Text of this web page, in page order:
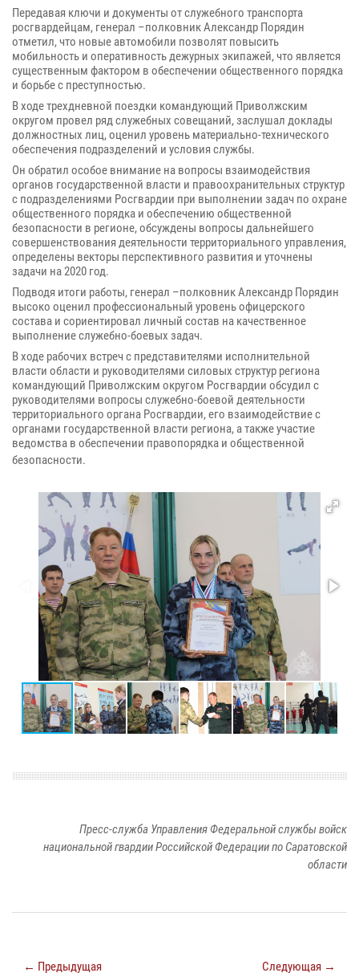
Передавая ключи и документы от служебного транспорта
росгвардейцам, генерал –полковник Александр Порядин
отметил, что новые автомобили позволят повысить
мобильность и оперативность дежурных экипажей, что является
существенным фактором в обеспечении общественного порядка
и борьбе с преступностью.
В ходе трехдневной поездки командующий Приволжским
округом провел ряд служебных совещаний, заслушал доклады
должностных лиц, оценил уровень материально-технического
обеспечения подразделений и условия службы.
Он обратил особое внимание на вопросы взаимодействия
органов государственной власти и правоохранительных структур
с подразделениями Росгвардии при выполнении задач по охране
общественного порядка и обеспечению общественной
безопасности в регионе, обсуждены вопросы дальнейшего
совершенствования деятельности территориального управления,
определены векторы перспективного развития и уточнены
задачи на 2020 год.
Подводя итоги работы, генерал –полковник Александр Порядин
высоко оценил профессиональный уровень офицерского
состава и сориентировал личный состав на качественное
выполнение служебно-боевых задач.
В ходе рабочих встреч с представителями исполнительной
власти области и руководителями силовых структур региона
командующий Приволжским округом Росгвардии обсудил с
руководителями вопросы служебно-боевой деятельности
территориального органа Росгвардии, его взаимодействие с
органами государственной власти региона, а также участие
ведомства в обеспечении правопорядка и общественной
безопасности.
Пресс-служба Управления Федеральной службы войск
национальной гвардии Российской Федерации по Саратовской
области
← Предыдущая Следующая →